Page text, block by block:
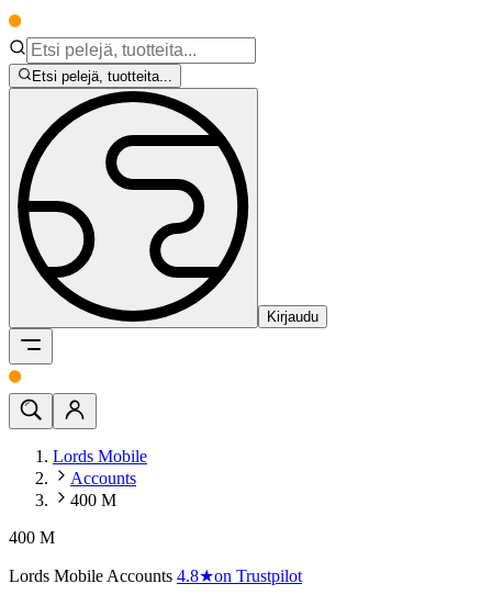
Etsi pelejä, tuotteita...
Kirjaudu
Lords Mobile
Accounts
400 M
400 M
Lords Mobile Accounts 4.8★on Trustpilot